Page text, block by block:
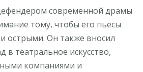
современной драмы
тому, чтобы его пьесы
острыми. Он также вносил
в театральное искусство,
компаниями и